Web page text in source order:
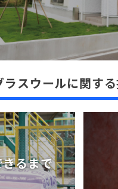
パラ
ラスウールに関す
るまで
るまで